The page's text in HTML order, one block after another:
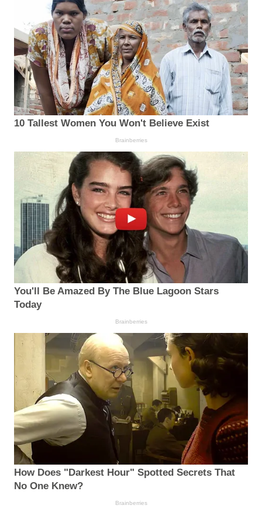
10 Tallest Women You Won't Believe Exist
Brainberries
You'll Be Amazed By The Blue Lagoon Stars
Today
Brainberries
How Does "Darkest Hour" Spotted Secrets That
No One Knew?
Brainberries